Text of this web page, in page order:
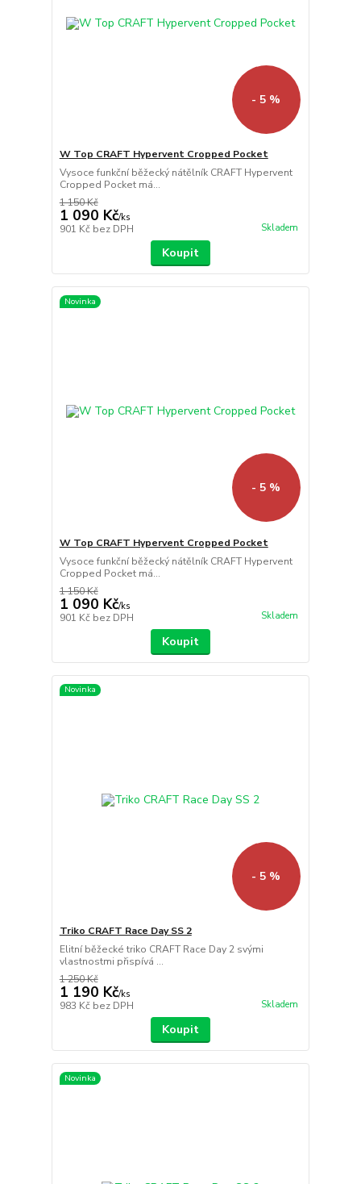
- 5 %
W Top CRAFT Hypervent Cropped Pocket
Vysoce funkční běžecký nátělník CRAFT Hypervent
Cropped Pocket má...
1 150 Kč
1 090 Kč/ks
901 Kč bez DPH Skladem
Koupit
Novinka
- 5 %
W Top CRAFT Hypervent Cropped Pocket
Vysoce funkční běžecký nátělník CRAFT Hypervent
Cropped Pocket má...
1 150 Kč
1 090 Kč/ks
901 Kč bez DPH Skladem
Koupit
Novinka
- 5 %
Triko CRAFT Race Day SS 2
Elitní běžecké triko CRAFT Race Day 2 svými
vlastnostmi přispívá ...
1 250 Kč
1 190 Kč/ks
983 Kč bez DPH Skladem
Koupit
Novinka